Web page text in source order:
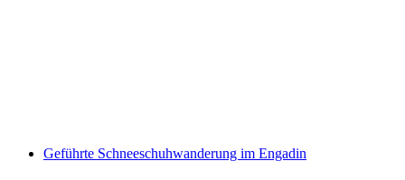
Geführte Schneeschuhwanderung im Engadin